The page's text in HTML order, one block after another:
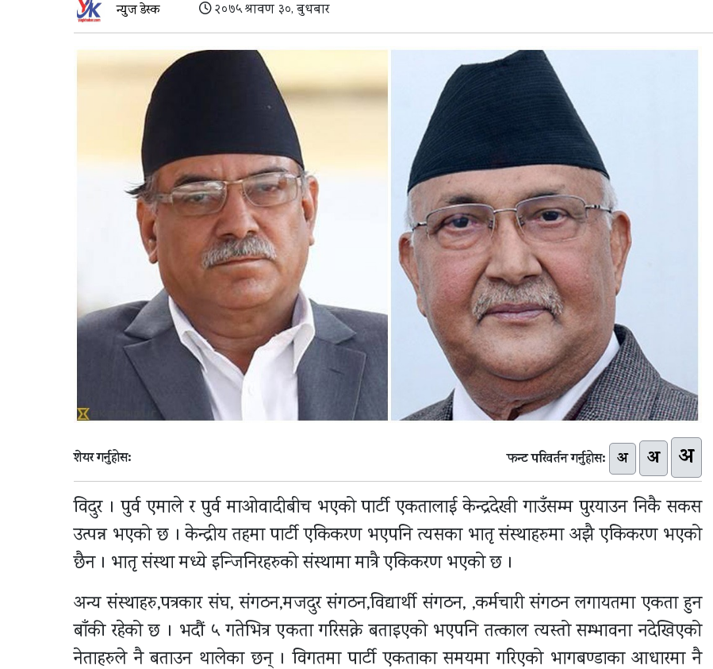
न्युज डेस्क २०७५ श्रावण ३०, बुधबार
शेयर गर्नुहोस: फन्ट परिवर्तन गर्नुहोस: अ अ अ
विदुर । पुर्व एमाले र पुर्व माओवादीबीच भएको पार्टी एकतालाई केन्द्रदेखी गाउँसम्म पुरयाउन निकै सकस
उत्पन्न भएको छ । केन्द्रीय तहमा पार्टी एकिकरण भएपनि त्यसका भातृ संस्थाहरुमा अझै एकिकरण भएको
छैन । भातृ संस्था मध्ये इन्जिनिरहरुको संस्थामा मात्रै एकिकरण भएको छ ।
अन्य संस्थाहरु,पत्रकार संघ, संगठन,मजदुर संगठन,विद्यार्थी संगठन, ,कर्मचारी संगठन लगायतमा एकता हुन
बाँकी रहेको छ । भदौं ५ गतेभित्र एकता गरिसक्ने बताइएको भएपनि तत्काल त्यस्तो सम्भावना नदेखिएको
नेताहरुले नै बताउन थालेका छन् । विगतमा पार्टी एकताका समयमा गरिएको भागबण्डाका आधारमा नै